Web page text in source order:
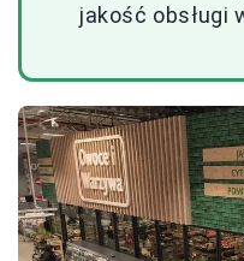
jakość obsługi